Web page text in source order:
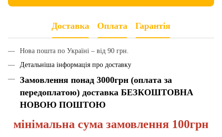
Доставка Оплата Гарантія
Нова пошта по Україні – від 90 грн.
Детальніша інформація про доставку
Замовлення понад 3000грн (оплата за
передоплатою) доставка БЕЗКОШТОВНА
НОВОЮ ПОШТОЮ
мінімальна сума замовлення 100грн